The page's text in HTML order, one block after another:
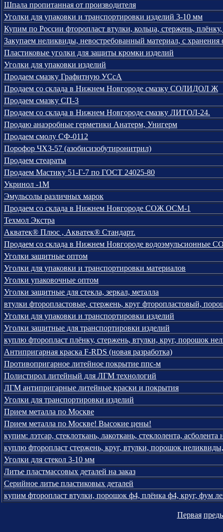
Шпала пропитанная от производителя
Уголки для упаковки и транспортировки изделий 3-10 мм
Купим по России фторопласт втулки, кольца, стержень,
Закупаем неликвиды, невостребованный материал, с хранения
Пластиковые уголки для защиты кромки изделий
Уголки для упаковки изделий
Продаем смазку Графитную УСсА
Продаем со склада в Нижнем Новгороде смазку СОЛИДОЛ Ж
Продаем смазку СП-3
Продаем со склада в Нижнем Новгороде смазку ЛИТОЛ-24.
Продаю анаэробные герметики Анатерм, Унигерм
Продаем смолу СФ-0112
Порофор ЧХЗ-57 (азобисизобутиронитрил)
Продаем стеараты
Продаем Мастику 51-Г-7 по ГОСТ 24025-80
Укринол -1М
Эмульсолы различных марок
Продаем со склада в Нижнем Новгороде СОЖ ОСМ-1
Техмол Экстра
Акватек® Плюс , Акватек® Стандарт.
Продаем со склада в Нижнем Новгороде водоэмульсионные
Уголки защитные оптом
Уголки для упаковки и транспортировки материалов
Уголки упаковочные оптом
Уголки защитные для стекла, зеркал, металла
втулки фторопластовые, стержень, круг фторопластовый,
Уголки для упаковки и транспортировки изделий
Уголки защитные для транспортировки изделий
куплю фторопласт плёнку, стержень, втулки, круг, порошок
Антипригарная краска F-RDS (новая разработка)
Противопригарное литейное покрытие ппс-м
Полистирол литейный для ЛГМ технологий
ЛГМ антипригарные литейные краски и покрытия
Уголки для транспортировки изделий
Прием металла по Москве
Прием металла по Москве! Высокие цены!
купим: лэтсар, стеклоткань, лакоткань, стеклолента,
куплю фторопласт стержень, круг, втулки, порошок
Уголки для стекол 3-10 мм
Литье пластмассовых деталей на заказ
Серийное литье пластиковых деталей
купим фторопласт втулки, порошок ф4, плёнка ф4, круг, фум
Первая